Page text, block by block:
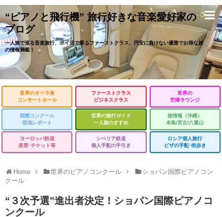
“ピアノと飛行機” 旅行好きな音楽愛好家の
ブログ
一人旅で巡る音楽旅行、ポイ活で乗るファーストクラス、円安に負けない優雅でお得な旅
の情報満載！
世界のオペラ座
コンサートホール
ファーストクラス
ビジネスクラス
世界の
空港ラウンジ
国際コンクール
現地レポート
世界の旅行ガイド
一人旅のすすめ
旅情報（沖縄）
本島/宮古/八重山
ヨーロッパ鉄道
座席･チケット等
シベリア鉄道
個人手配の手引き
ロシア個人旅行
ビザの手配･街歩き
Home 世界のピアノコンクール
ショパン国際ピアノコン
クール
“３次予選”進出者決定！ショパン国際ピアノコ
ンクール